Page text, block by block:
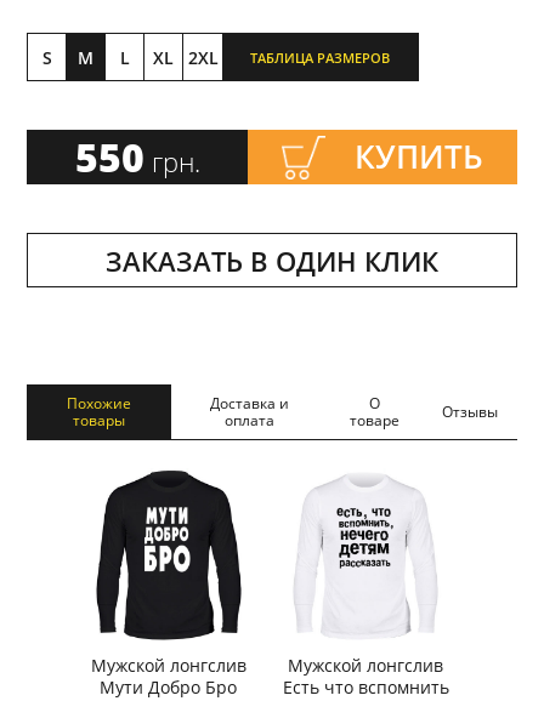
S M L XL 2XL ТАБЛИЦА РАЗМЕРОВ
550 грн. КУПИТЬ
ЗАКАЗАТЬ В ОДИН КЛИК
Похожие
товары
Доставка и
оплата
О
товаре
Отзывы
Мужской лонгслив
Мути Добро Бро
Мужской лонгслив
Есть что вспомнить